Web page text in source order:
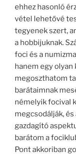
ehhez hasonló
vétel lehetővé
tegyenek szert,
a hobbijuknak.
foci és a
hanem egy olyan
megoszthatom
barátaimnak
némelyik focival
megcsodálják,
gazdagító
barátom a
Pont akkoriban